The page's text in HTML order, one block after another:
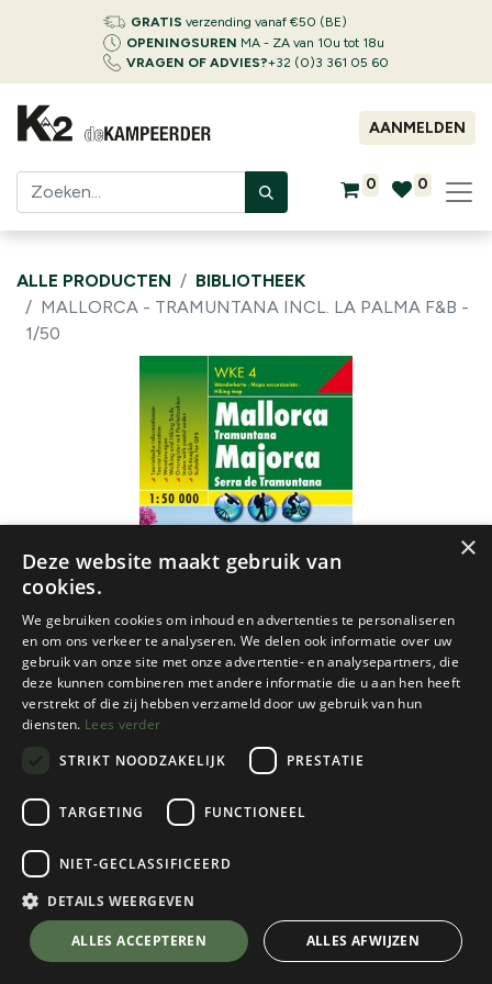
GRATIS verzending vanaf €50 (BE)
OPENINGSUREN MA - ZA van 10u tot 18u
VRAGEN OF ADVIES?+32 (0)3 361 05 60
AANMELDEN
0 0
ALLE PRODUCTEN
BIBLIOTHEEK
MALLORCA - TRAMUNTANA INCL. LA PALMA F&B -
1/50
Freytag & Berndt
Mallorca - Tramuntana incl. La Palma f&b
- 1/50
💬 Stel je vraag over dit product via WhatsApp
×
Deze website maakt gebruik van
cookies.
We gebruiken cookies om inhoud en advertenties te personaliseren
en om ons verkeer te analyseren. We delen ook informatie over uw
gebruik van onze site met onze advertentie- en analysepartners, die
deze kunnen combineren met andere informatie die u aan hen heeft
verstrekt of die zij hebben verzameld door uw gebruik van hun
diensten. Lees verder
STRIKT NOODZAKELIJK
PRESTATIE
TARGETING FUNCTIONEEL
NIET-GECLASSIFICEERD
DETAILS WEERGEVEN
ALLES ACCEPTEREN ALLES AFWIJZEN